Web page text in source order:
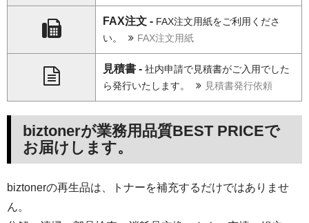
FAX注文 - FAX注文用紙をご利用くださ
い。
FAX注文用紙
見積書 - 社内申請で見積書がご入用でした
ら発行いたします。
見積書発行依頼
biztonerが業務用品質BEST PRICEで
お届けします。
biztonerの再生品は、トナーを補充するだけではありませ
ん。